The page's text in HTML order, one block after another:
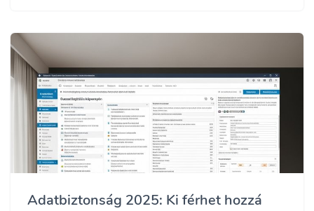
Adatbiztonság 2025: Ki férhet hozzá